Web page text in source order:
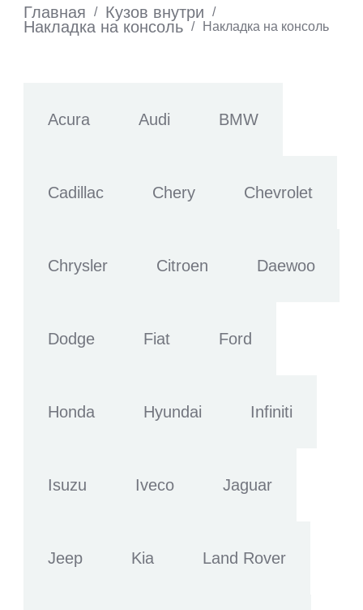
Главная / Кузов внутри /
Накладка на консоль / Накладка на консоль
Acura Audi BMW
Cadillac Chery Chevrolet
Chrysler Citroen Daewoo
Dodge Fiat Ford
Honda Hyundai Infiniti
Isuzu Iveco Jaguar
Jeep Kia Land Rover